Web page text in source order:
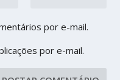
por e-mail.
por e-mail.